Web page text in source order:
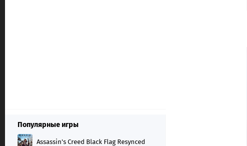
Популярные игры
Assassin's Creed Black Flag Resynced